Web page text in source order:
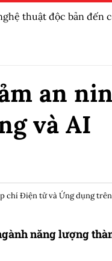
báo mới
an
và AI
chí Điện tử và Ứng dụng trên
năng lượng